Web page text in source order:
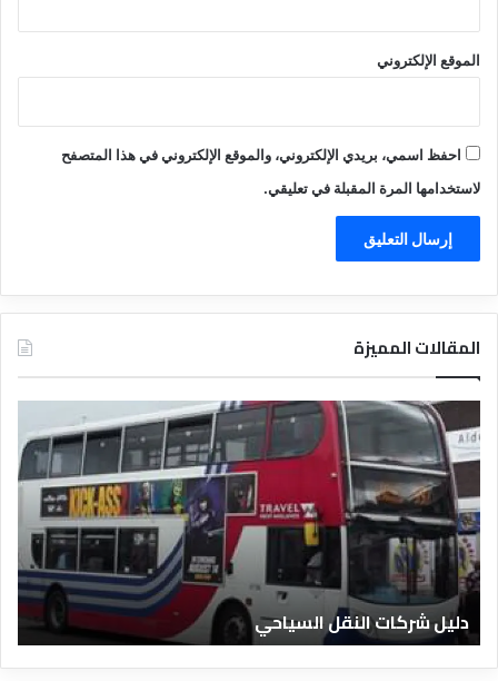
الموقع الإلكتروني
احفظ اسمي، بريدي الإلكتروني، والموقع الإلكتروني في هذا المتصفح
لاستخدامها المرة المقبلة في تعليقي.
المقالات المميزة
ل
ي
ش
ر
ك
ا
ت
ل
ن
دليل شركات النقل السياحي
ا